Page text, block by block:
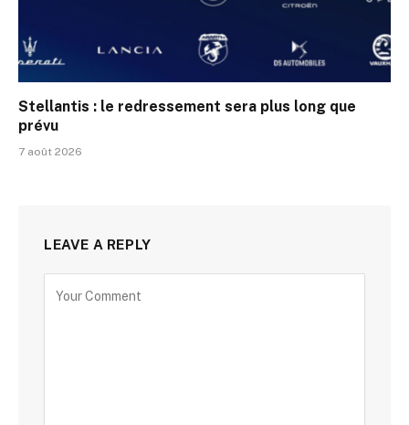
Stellantis : le redressement sera plus long que
prévu
7 août 2026
LEAVE A REPLY